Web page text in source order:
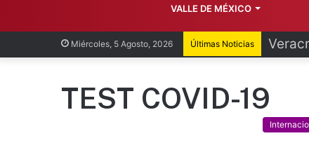
Miércoles, 5 Agosto, 2026 Últimas Noticias
VALLE DE MÉXICO
TEST COVID-19